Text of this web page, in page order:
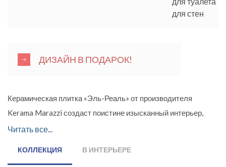
для стен
ДИЗАЙН В ПОДАРОК!
Керамическая плитка «Эль-Реаль» от производителя
Kerama Marazzi создаст поистине изысканный интерьер,
который никого не оставит равнодушным. Благодаря
мягких оттенках бежевого и коричневого цвета стали
Читать все...
КОЛЛЕКЦИЯ В ИНТЕРЬЕРЕ